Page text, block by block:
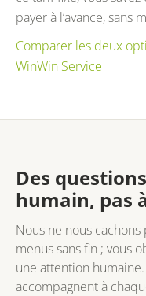
payer à l’avance, sans
Comparer les deux
WinWin Service
Des
humain, pas
Nous ne nous
menus sans fin ; vous
une attention
accompagnent à